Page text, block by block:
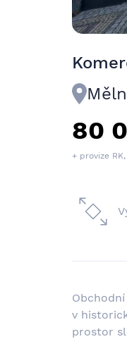
80
+ provize
v
prostor